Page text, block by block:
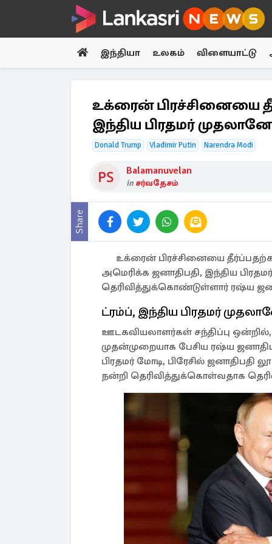
இந்தியா உலகம் விளையாட்டு
உக்ரைன் பிரச்சினையை
இந்திய பிரதமர்
Donald Trump Vladimir Putin Narendra Modi
Balamanuvelan
in சர்வதேசம்
Share
உக்ரைன் பிரச்சினையை
அமெரிக்க ஜனாதிபதி, இந்திய
தெரிவித்துக்கொண்டுள்ளார் ரஷ்ய
ட்ரம்ப், இந்திய பிரதமர்
ஊடகவியலாளர்கள் சந்திப்பு
முதன்முறையாக பேசிய ரஷ்ய
பிரதமர் மோடி, பிரேசில்
நன்றி தெரிவித்துக்கொள்வதாக